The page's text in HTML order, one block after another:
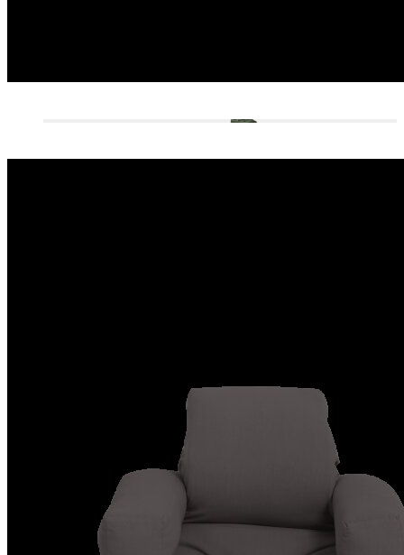
Spécialiste de la vente en ligne de futons, de literie et de
canapés convertibles depuis 1999.Chez Futon Azur, bien
dormir est aussi synonyme d’esthétique. Ainsi la gamme
Futon Azur, avec ses lignes sobres et contemporaines, s'adapte
à tous les intérieurs et leur ajoute une note "très tendance" tout